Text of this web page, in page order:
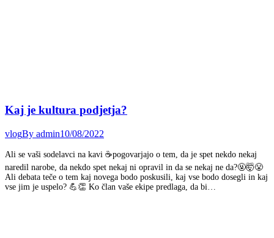
Kaj je kultura podjetja?
vlogBy admin10/08/2022
Ali se vaši sodelavci na kavi ☕pogovarjajo o tem, da je spet nekdo nekaj
naredil narobe, da nekdo spet nekaj ni opravil in da se nekaj ne da?🤬🤯😤
Ali debata teče o tem kaj novega bodo poskusili, kaj vse bodo dosegli in kaj
vse jim je uspelo? 💪👏 Ko član vaše ekipe predlaga, da bi…